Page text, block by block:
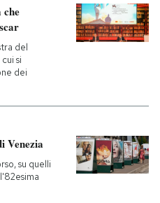
che
del
si
dei
Venezia
su quelli